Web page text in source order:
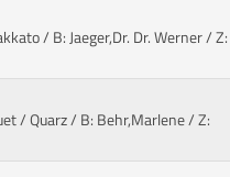
/ B: Jaeger,Dr. Dr. Werner / Z:
/ Quarz/ B: Behr,Marlene / Z: